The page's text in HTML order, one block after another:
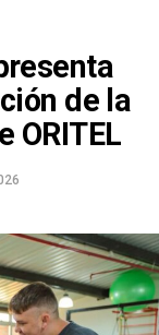
de la
ORITEL